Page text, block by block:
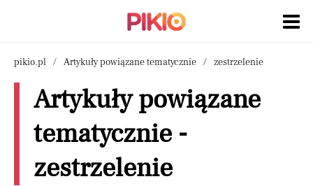
pikio.pl Artykuły powiązane tematycznie zestrzelenie
Artykuły powiązane
tematycznie -
zestrzelenie